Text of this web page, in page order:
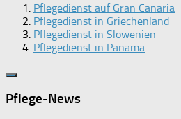
Pflegedienst auf Gran Canaria
Pflegedienst in Griechenland
Pflegedienst in Slowenien
Pflegedienst in Panama
Pflege-News